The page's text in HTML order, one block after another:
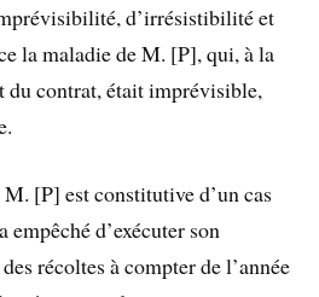
d’irrésistibilité et
la maladie de M. [P], qui, à la
du contrat, était imprévisible,
[P] est constitutive d’un cas
empêché d’exécuter son
récoltes à compter de l’année